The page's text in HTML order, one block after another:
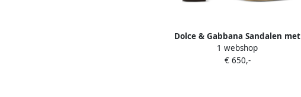
Dolce & Gabbana Sandalen met
blokhak en uitgesneden details
Beige
1 webshop
€ 650,-